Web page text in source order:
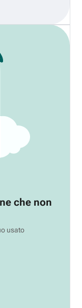
che non
usato